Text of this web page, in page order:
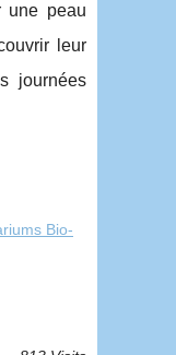
une peau
leur
journées
Bio-